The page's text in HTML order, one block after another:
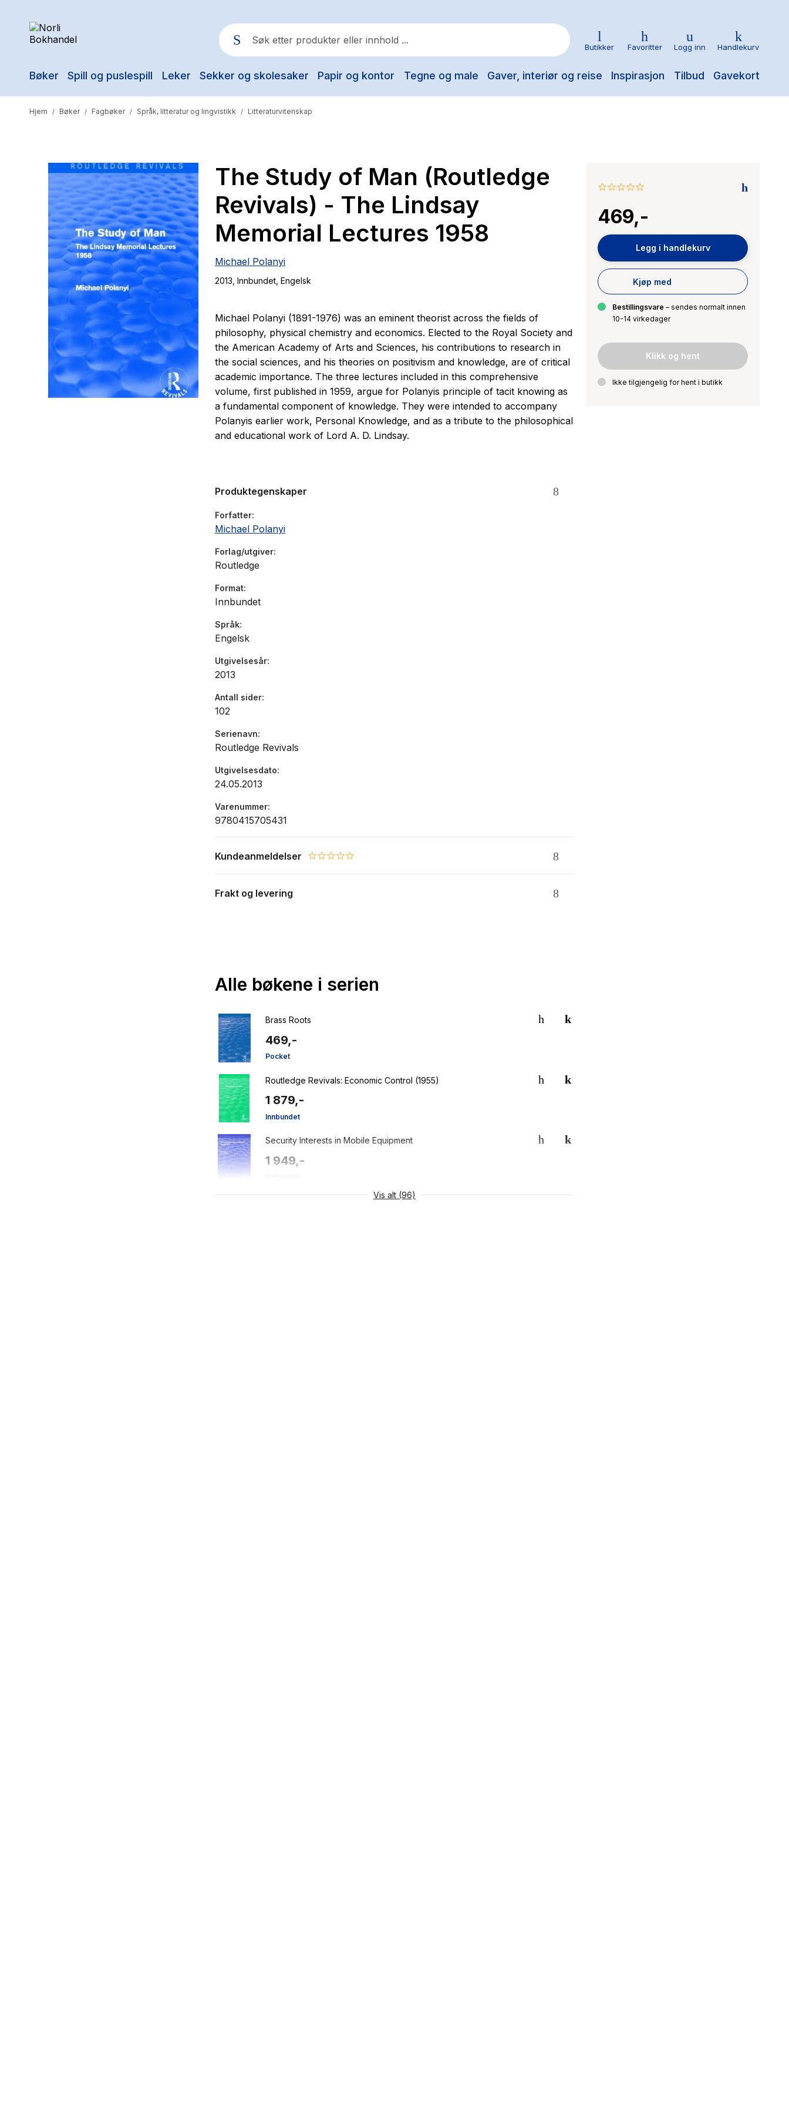
Bøker Spill og puslespill Leker Sekker og skolesaker Papir og kontor Tegne og male Gaver, interiør og reise Inspirasjon Tilbud Gavekort
Populære søk
Yesteryear
Elizabeth Strout
Hitster
Hypopressiv trening
The Housemaid
Butikker Favoritter Logg inn Handlekurv
Hjem / Bøker / Fagbøker / Språk, litteratur og lingvistikk / Litteraturvitenskap
The Study of Man (Routledge
Revivals) - The Lindsay
Memorial Lectures 1958
Michael Polanyi
2013 , Innbundet , Engelsk
0.0
rating
469,-
Legg i handlekurv
Kjøp med
Bestillingsvare – sendes normalt innen
10-14 virkedager
Klikk og hent
Ikke tilgjengelig for hent i butikk
Michael Polanyi (1891-1976) was an eminent theorist across the fields of
philosophy, physical chemistry and economics. Elected to the Royal Society and
the American Academy of Arts and Sciences, his contributions to research in
the social sciences, and his theories on positivism and knowledge, are of critical
academic importance. The three lectures included in this comprehensive
volume, first published in 1959, argue for Polanyis principle of tacit knowing as
a fundamental component of knowledge. They were intended to accompany
Polanyis earlier work, Personal Knowledge, and as a tribute to the philosophical
and educational work of Lord A. D. Lindsay.
Produktegenskaper
Forfatter
Michael Polanyi
Forlag/utgiver
Routledge
Format
Innbundet
Språk
Engelsk
Utgivelsesår
2013
Antall sider
102
Serienavn
Routledge Revivals
Utgivelsesdato
24.05.2013
Varenummer
9780415705431
Kundeanmeldelser 0.0 star rating
Frakt og levering
Alle bøkene i serien
Brass Roots
469,-
Pocket
Routledge Revivals: Economic Control (1955)
1 879,-
Innbundet
Security Interests in Mobile Equipment
1 949,-
Innbundet
Vis alt (96)